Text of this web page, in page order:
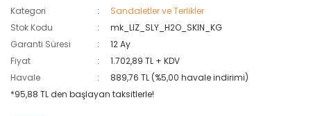
Kategori
Sandaletler ve Terlikler
Stok Kodu
mk_LIZ_SLY_H2O_SKIN_KG
Garanti Süresi
12 Ay
Fiyat
1.702,89 TL + KDV
Havale
889,76 TL (%5,00 havale indirimi)
*95,88 TL den başlayan taksitlerle!